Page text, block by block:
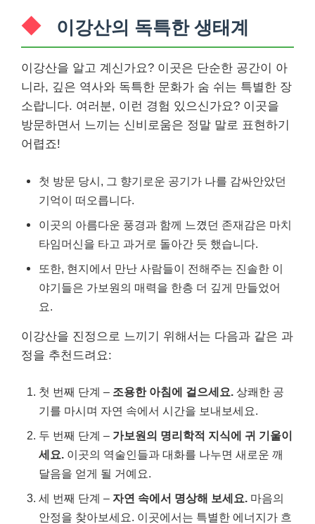
이강산의 독특한 생태계
이강산을 알고 계신가요? 이곳은 단순한 공간이 아
니라, 깊은 역사와 독특한 문화가 숨 쉬는 특별한 장
소랍니다. 여러분, 이런 경험 있으신가요? 이곳을
방문하면서 느끼는 신비로움은 정말 말로 표현하기
어렵죠!
첫 방문 당시, 그 향기로운 공기가 나를 감싸안았던
기억이 떠오릅니다.
이곳의 아름다운 풍경과 함께 느꼈던 존재감은 마치
타임머신을 타고 과거로 돌아간 듯 했습니다.
또한, 현지에서 만난 사람들이 전해주는 진솔한 이
야기들은 가보원의 매력을 한층 더 깊게 만들었어
요.
이강산을 진정으로 느끼기 위해서는 다음과 같은 과
정을 추천드려요:
첫 번째 단계 – 조용한 아침에 걸으세요. 상쾌한 공
기를 마시며 자연 속에서 시간을 보내보세요.
두 번째 단계 – 가보원의 명리학적 지식에 귀 기울이
세요. 이곳의 역술인들과 대화를 나누면 새로운 깨
달음을 얻게 될 거예요.
세 번째 단계 – 자연 속에서 명상해 보세요. 마음의
안정을 찾아보세요. 이곳에서는 특별한 에너지가 흐